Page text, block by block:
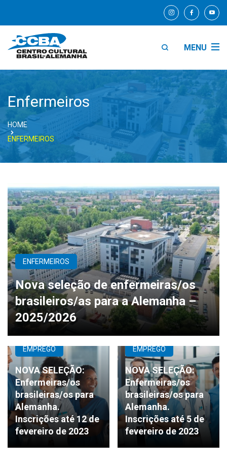
MENU
Enfermeiros
HOME
ENFERMEIROS
ENFERMEIROS
Nova seleção de enfermeiras/os
brasileiros/as para a Alemanha –
2025/2026
EMPREGO
NOVA SELEÇÃO:
Enfermeiras/os
brasileiras/os para
Alemanha.
Inscrições até 12 de
fevereiro de 2023
EMPREGO
NOVA SELEÇÃO:
Enfermeiras/os
brasileiras/os para
Alemanha.
Inscrições até 5 de
fevereiro de 2023